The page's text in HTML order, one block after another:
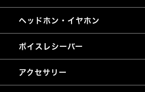
ヘッドホン・イヤホン
ボイスレシーバー
アクセサリー